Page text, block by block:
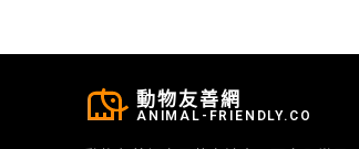
動物友善網
ANIMAL-FRIENDLY.CO